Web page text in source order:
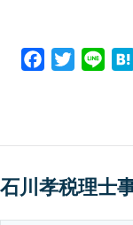
Facebook
Twitter Line
石川孝税理士